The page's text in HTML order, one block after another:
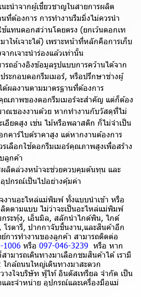
ะนำจากผู้เชี่ยวชาญในสายการผลิต
ที่ต้องการ การทำงานรีมมิ่งไม่ควรนำ
ช้แทนดอกสว่านโดยตรง (ยกเว้นดอกเท
าให้เจาะได้) เพราะหน้าที่หลักคือการเก็บ
ากเจาะนำร่องแล้วเท่านั้น
รถอ้างอิงข้อมูลรูปแบบการคว้านได้จาก
ระกอบดอกรีมเมอร์, หรือปรึกษาช่างผู้
ผลงานตามมาตรฐานที่ต้องการ
ณภาพของดอกรีมเมอร์จะสำคัญ แต่ก็ต้อง
าณของงานด้วย หากทำงานกับวัสดุที่ไม่
เอียดสูง เช่น ไม้หรือพลาสติก ก็ไม่จำเป็น
คาร์ไบด์ราคาสูง แต่หากงานต้องการ
เลือกใช้ดอกรีมเมอร์คุณภาพสูงเพื่อสร้าง
ลูกค้า
ผลิตล่วงหน้าจะช่วยควบคุมต้นทุน และ
ปกรณ์เป็นไปอย่างคุ้มค่า
งานอะไหล่แม่พิมพ์ ทั้งแบบนำเข้า หรือ
ตตามแบบ ไม่ว่าจะเป็นอะไหล่แม่พิมพ์
ระทุ้ง, เอ็นมิล, สลักนำไกด์พิน, ไกด์
รตารี่, ปากกาจับชิ้นงาน,และสินค้าอีก
การทำงานของลูกค้า สามารถติดต่อ
1006 หรือ 097-046-3239 หรือ หาก
ามารถเดินทางมาเลือกชมสินค้าได้ เรามี
ใกล้ถนนใหญ่เดินทางมาสะดวก
างใจบริษัท ฟู่ไท้ อินดัสเทรียล จำกัด เป็น
ละจำหน่าย อุปกรณ์และเครื่องมือแม่